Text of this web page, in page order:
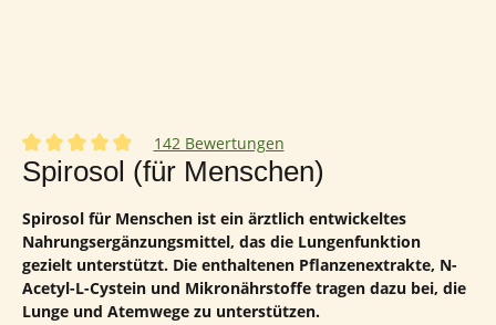
Durchschnittliche Bewertung von 4.95 von 5 Sternen
142 Bewertungen
Spirosol (für Menschen)
Spirosol für Menschen ist ein ärztlich entwickeltes
Nahrungsergänzungsmittel, das die Lungenfunktion
gezielt unterstützt. Die enthaltenen Pflanzenextrakte, N-
Acetyl-L-Cystein und Mikronährstoffe tragen dazu bei, die
Lunge und Atemwege zu unterstützen.